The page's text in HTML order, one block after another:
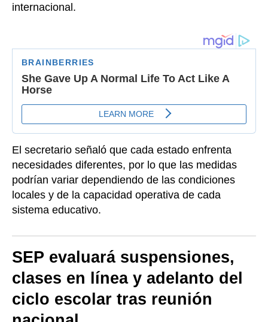
internacional.
El secretario señaló que cada estado enfrenta
necesidades diferentes, por lo que las medidas
podrían variar dependiendo de las condiciones
locales y de la capacidad operativa de cada
sistema educativo.
SEP evaluará suspensiones,
clases en línea y adelanto del
ciclo escolar tras reunión